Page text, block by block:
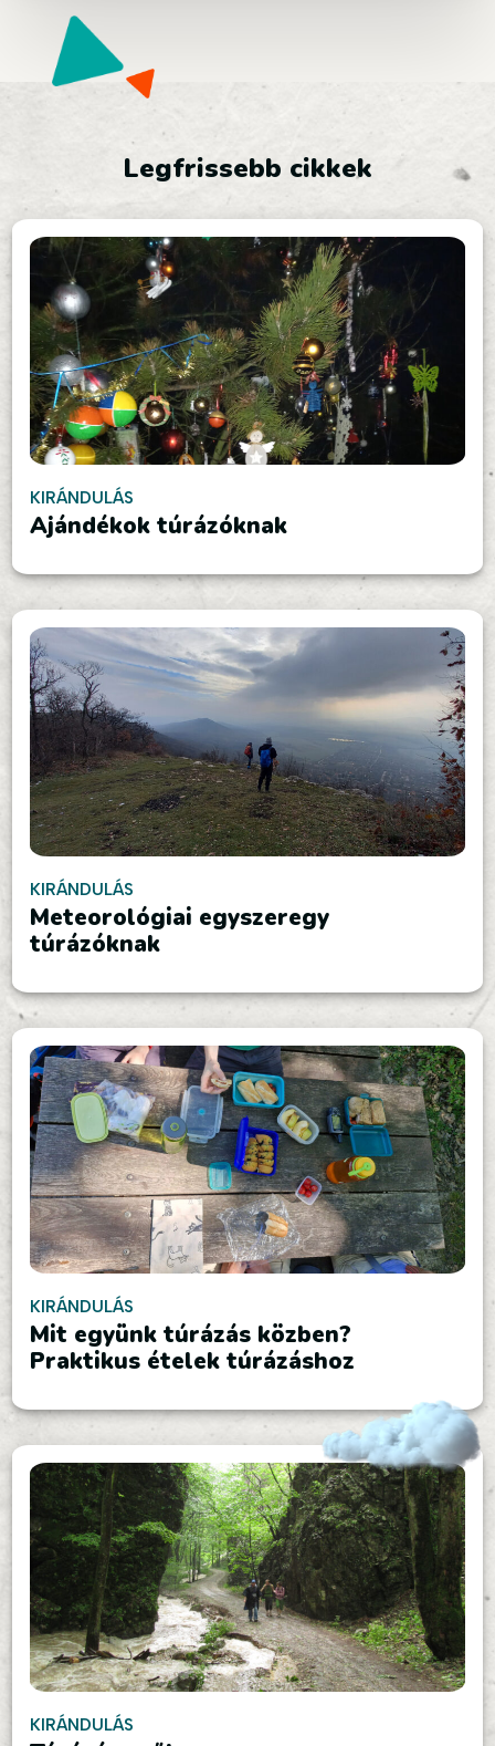
Legfrissebb cikkek
KIRÁNDULÁS
Ajándékok túrázóknak
KIRÁNDULÁS
Meteorológiai egyszeregy
túrázóknak
KIRÁNDULÁS
Mit együnk túrázás közben?
Praktikus ételek túrázáshoz
KIRÁNDULÁS